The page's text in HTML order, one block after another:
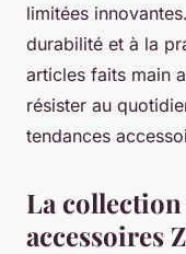
limitées
durabilité et à la
articles faits main
résister au
tendances
La
accessoires